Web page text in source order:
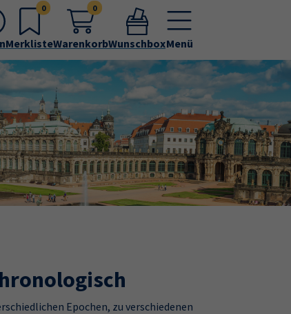
0
Merkliste
0
WarenkorbWunschboxMenü
Epochen, zu verschiedenen